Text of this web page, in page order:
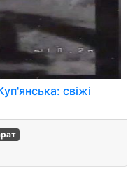
свіжі